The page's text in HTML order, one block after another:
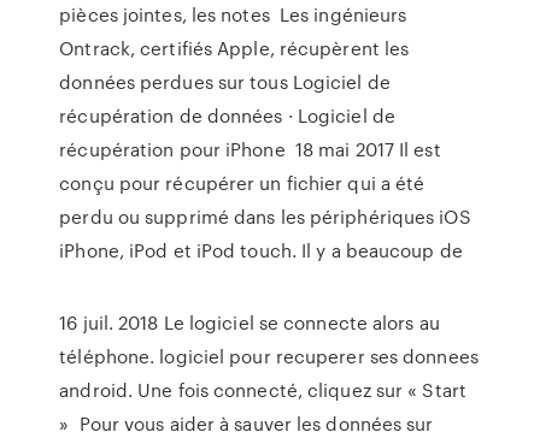
pièces jointes, les notes Les ingénieurs
Ontrack, certifiés Apple, récupèrent les
données perdues sur tous Logiciel de
récupération de données · Logiciel de
récupération pour iPhone 18 mai 2017 Il est
conçu pour récupérer un fichier qui a été
perdu ou supprimé dans les périphériques iOS
iPhone, iPod et iPod touch. Il y a beaucoup de
16 juil. 2018 Le logiciel se connecte alors au
téléphone. logiciel pour recuperer ses donnees
android. Une fois connecté, cliquez sur « Start
» Pour vous aider à sauver les données sur